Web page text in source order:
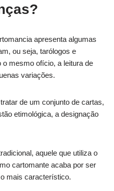
apresenta algumas
ou seja, tarólogos e
mesmo ofício, a leitura de
variações.
de um conjunto de cartas,
etimológica, a designação
aquele que utiliza o
cartomante acaba por ser
mais característico.